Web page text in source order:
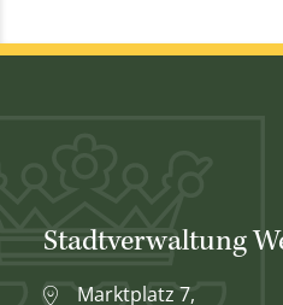
Stadtverwaltung
Marktplatz 7,